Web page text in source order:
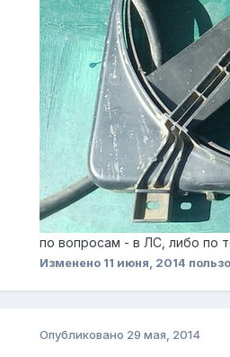
по вопросам - в ЛС, либо по
Изменено 11 июня, 2014
Опубликовано 29 мая, 2014